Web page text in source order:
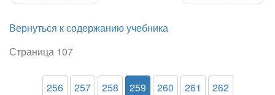
Вернуться к содержанию учебника
Страница 107
256 257 258 259 260 261 262